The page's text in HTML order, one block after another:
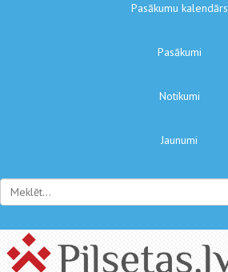
Pasākumu kalendārs
Pasākumi
Notikumi
Jaunumi